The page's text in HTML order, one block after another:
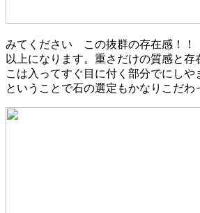
みてください この抜群の存在感！！
以上になります。重さだけの質感と存
こは入ってすぐ目に付く部分でにしや
ということで石の選定もかなりこだわ